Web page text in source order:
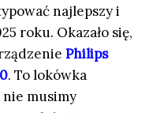
najlepszy i
roku. Okazało się,
Philips
. To lokówka
nie musimy